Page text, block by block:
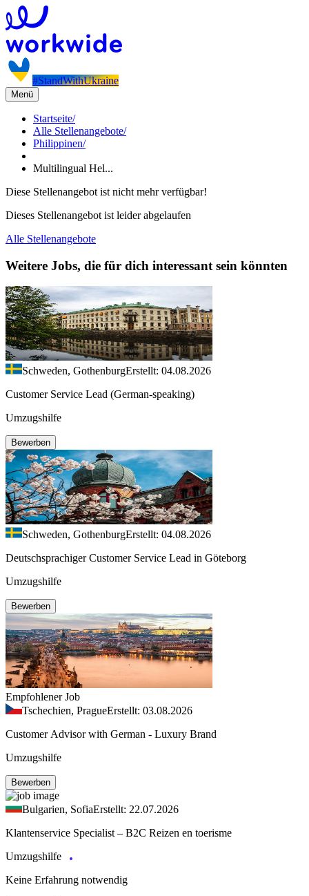
#StandWithUkraine
Menü
Startseite/
Alle Stellenangebote/
Philippinen/
Multilingual Hel...
Diese Stellenangebot ist nicht mehr verfügbar!
Dieses Stellenangebot ist leider abgelaufen
Alle Stellenangebote
Weitere Jobs, die für dich interessant sein könnten
Schweden, GothenburgErstellt: 04.08.2026
Customer Service Lead (German-speaking)
Umzugshilfe
Bewerben
Schweden, GothenburgErstellt: 04.08.2026
Deutschsprachiger Customer Service Lead in Göteborg
Umzugshilfe
Bewerben
Empfohlener Job
Tschechien, PragueErstellt: 03.08.2026
Customer Advisor with German - Luxury Brand
Umzugshilfe
Bewerben
Bulgarien, SofiaErstellt: 22.07.2026
Klantenservice Specialist – B2C Reizen en toerisme
Umzugshilfe
Keine Erfahrung notwendig